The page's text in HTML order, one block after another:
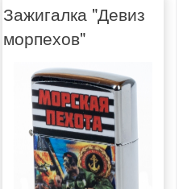
Зажигалка "Девиз
морпехов"